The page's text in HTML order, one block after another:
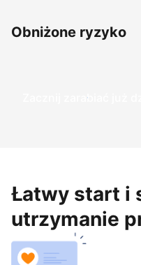
Obniżone ryzyko
Zacznij zarabiać już
Łatwy start i
utrzymanie